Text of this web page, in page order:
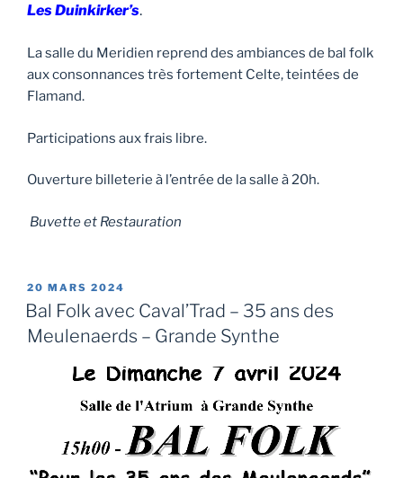
Les Duinkirker’s.
La salle du Meridien reprend des ambiances de bal folk
aux consonnances très fortement Celte, teintées de
Flamand.
Participations aux frais libre.
Ouverture billeterie à l’entrée de la salle à 20h.
Buvette et Restauration
PUBLIÉ
LE
20 MARS 2024
Bal Folk avec Caval’Trad – 35 ans des
Meulenaerds – Grande Synthe